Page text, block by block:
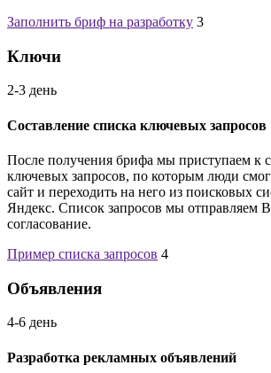
Заполнить бриф на разработку 3
Ключи
2-3 день
Составление списка ключевых запросов
После получения брифа мы приступаем к
ключевых запросов, по которым люди
сайт и переходить на него из поисковых
Яндекс. Список запросов мы отправляем
согласование.
Пример списка запросов 4
Объявления
4-6 день
Разработка рекламных объявлений